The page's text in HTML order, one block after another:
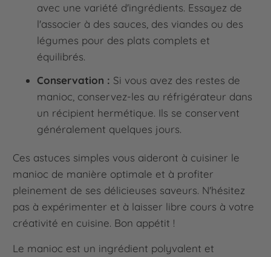
avec une variété d'ingrédients. Essayez de
l'associer à des sauces, des viandes ou des
légumes pour des plats complets et
équilibrés.
Conservation : Si vous avez des restes de
manioc, conservez-les au réfrigérateur dans
un récipient hermétique. Ils se conservent
généralement quelques jours.
Ces astuces simples vous aideront à cuisiner le
manioc de manière optimale et à profiter
pleinement de ses délicieuses saveurs. N'hésitez
pas à expérimenter et à laisser libre cours à votre
créativité en cuisine. Bon appétit !
Le manioc est un ingrédient polyvalent et